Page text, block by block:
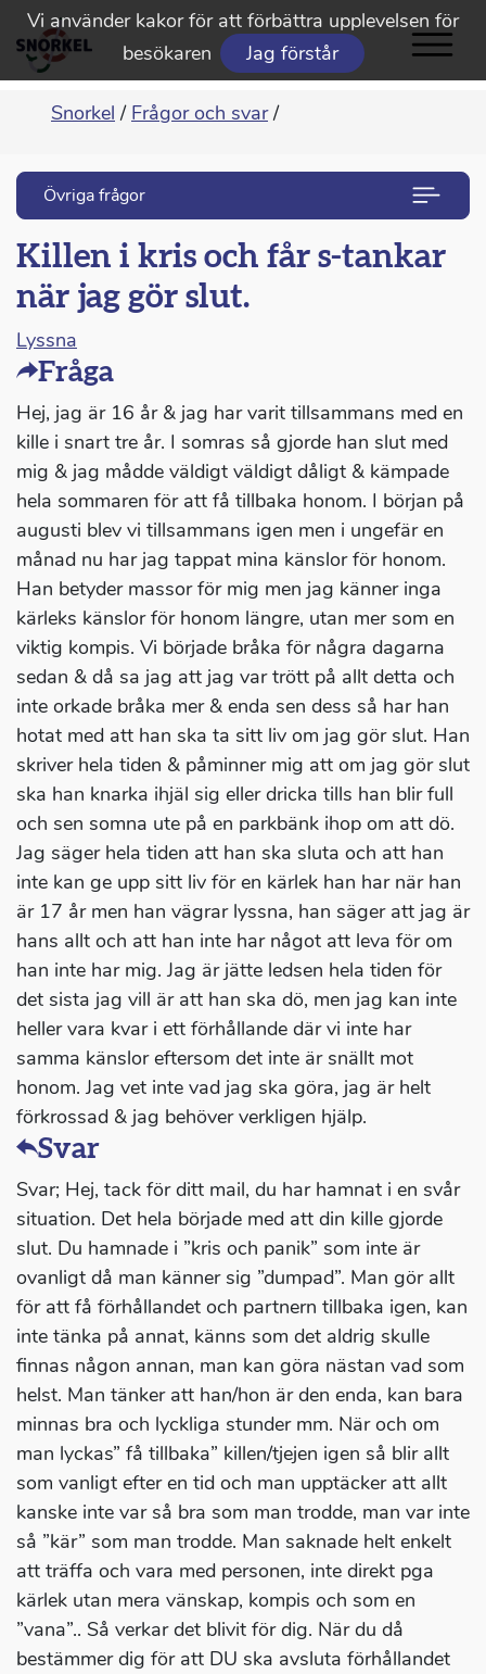
Vi använder kakor för att förbättra upplevelsen för
besökaren
Jag förstår
Snorkel / Frågor och svar /
Övriga frågor
Killen i kris och får s-tankar
när jag gör slut.
Lyssna
Fråga
Hej, jag är 16 år & jag har varit tillsammans med en
kille i snart tre år. I somras så gjorde han slut med
mig & jag mådde väldigt väldigt dåligt & kämpade
hela sommaren för att få tillbaka honom. I början på
augusti blev vi tillsammans igen men i ungefär en
månad nu har jag tappat mina känslor för honom.
Han betyder massor för mig men jag känner inga
kärleks känslor för honom längre, utan mer som en
viktig kompis. Vi började bråka för några dagarna
sedan & då sa jag att jag var trött på allt detta och
inte orkade bråka mer & enda sen dess så har han
hotat med att han ska ta sitt liv om jag gör slut. Han
skriver hela tiden & påminner mig att om jag gör slut
ska han knarka ihjäl sig eller dricka tills han blir full
och sen somna ute på en parkbänk ihop om att dö.
Jag säger hela tiden att han ska sluta och att han
inte kan ge upp sitt liv för en kärlek han har när han
är 17 år men han vägrar lyssna, han säger att jag är
hans allt och att han inte har något att leva för om
han inte har mig. Jag är jätte ledsen hela tiden för
det sista jag vill är att han ska dö, men jag kan inte
heller vara kvar i ett förhållande där vi inte har
samma känslor eftersom det inte är snällt mot
honom. Jag vet inte vad jag ska göra, jag är helt
förkrossad & jag behöver verkligen hjälp.
Svar
Svar; Hej, tack för ditt mail, du har hamnat i en svår
situation. Det hela började med att din kille gjorde
slut. Du hamnade i ”kris och panik” som inte är
ovanligt då man känner sig ”dumpad”. Man gör allt
för att få förhållandet och partnern tillbaka igen, kan
inte tänka på annat, känns som det aldrig skulle
finnas någon annan, man kan göra nästan vad som
helst. Man tänker att han/hon är den enda, kan bara
minnas bra och lyckliga stunder mm. När och om
man lyckas” få tillbaka” killen/tjejen igen så blir allt
som vanligt efter en tid och man upptäcker att allt
kanske inte var så bra som man trodde, man var inte
så ”kär” som man trodde. Man saknade helt enkelt
att träffa och vara med personen, inte direkt pga
kärlek utan mera vänskap, kompis och som en
”vana”.. Så verkar det blivit för dig. När du då
bestämmer dig för att DU ska avsluta förhållandet